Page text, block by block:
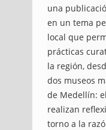
una
en un tema
local que
prácticas
la región,
dos museos
de Medellín:
realizan
torno a la